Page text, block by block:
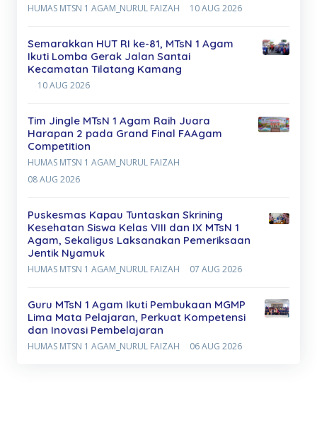
HUMAS MTSN 1 AGAM_NURUL FAIZAH 10 AUG 2026
Semarakkan HUT RI ke-81, MTsN 1 Agam
Ikuti Lomba Gerak Jalan Santai
Kecamatan Tilatang Kamang
10 AUG 2026
Tim Jingle MTsN 1 Agam Raih Juara
Harapan 2 pada Grand Final FAAgam
Competition
HUMAS MTSN 1 AGAM_NURUL FAIZAH
08 AUG 2026
Puskesmas Kapau Tuntaskan Skrining
Kesehatan Siswa Kelas VIII dan IX MTsN 1
Agam, Sekaligus Laksanakan Pemeriksaan
Jentik Nyamuk
HUMAS MTSN 1 AGAM_NURUL FAIZAH 07 AUG 2026
Guru MTsN 1 Agam Ikuti Pembukaan MGMP
Lima Mata Pelajaran, Perkuat Kompetensi
dan Inovasi Pembelajaran
HUMAS MTSN 1 AGAM_NURUL FAIZAH 06 AUG 2026